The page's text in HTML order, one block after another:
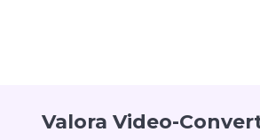
Valora Video-